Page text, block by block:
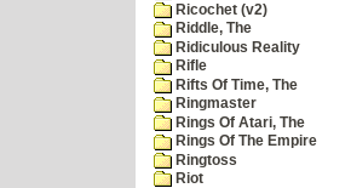
Ricochet (v2)
Riddle, The
Ridiculous Reality
Rifle
Rifts Of Time, The
Ringmaster
Rings Of Atari, The
Rings Of The Empire
Ringtoss
Riot